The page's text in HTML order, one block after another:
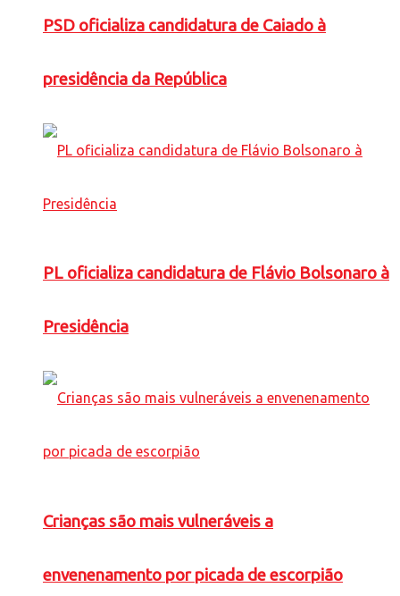
PSD oficializa candidatura de Caiado à
presidência da República
PL oficializa candidatura de Flávio Bolsonaro à
Presidência
Crianças são mais vulneráveis a
envenenamento por picada de escorpião